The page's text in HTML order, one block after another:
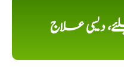
دیسی علاج